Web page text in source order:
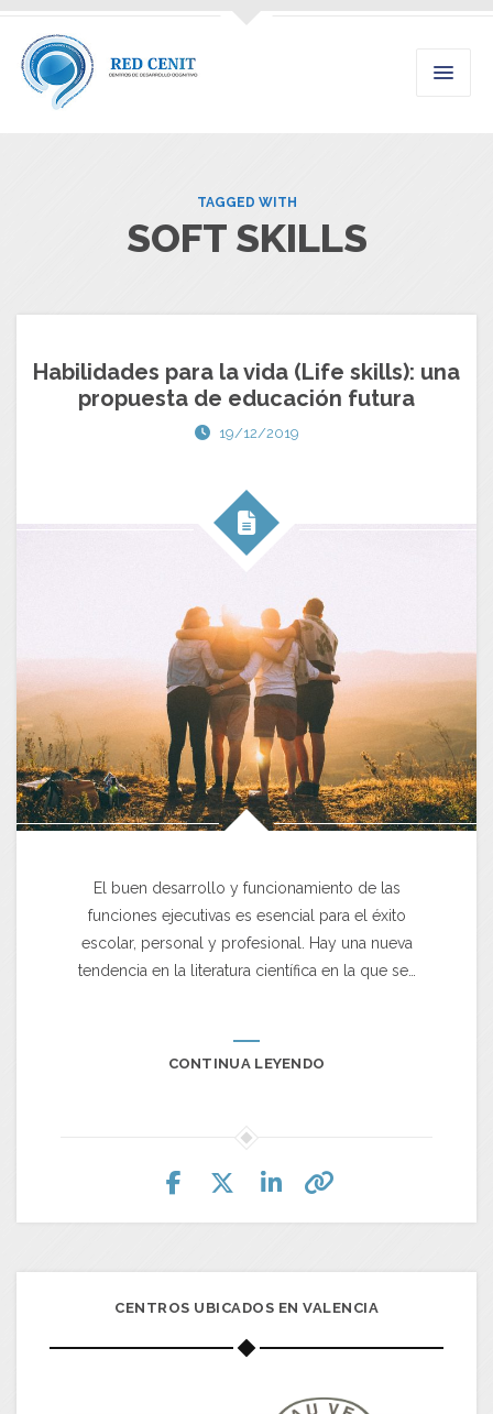
TAGGED WITH
SOFT SKILLS
Habilidades para la vida (Life skills): una
propuesta de educación futura
19/12/2019
El buen desarrollo y funcionamiento de las
funciones ejecutivas es esencial para el éxito
escolar, personal y profesional. Hay una nueva
tendencia en la literatura científica en la que se…
CONTINUA LEYENDO
CENTROS UBICADOS EN VALENCIA